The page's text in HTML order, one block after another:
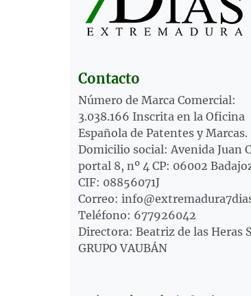
Contacto
Número de Marca Comercial:
3.038.166 Inscrita en la Oficina
Española de Patentes y Marcas.
Domicilio social: Avenida Juan
portal 8, nº 4 CP: 06002
CIF: 08856071J
Correo:
Teléfono: 677926042
Directora: Beatriz de las Heras
GRUPO VAUBÁN